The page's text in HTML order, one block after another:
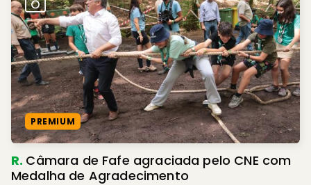
PREMIUM
R. Câmara de Fafe agraciada pelo CNE com
Medalha de Agradecimento